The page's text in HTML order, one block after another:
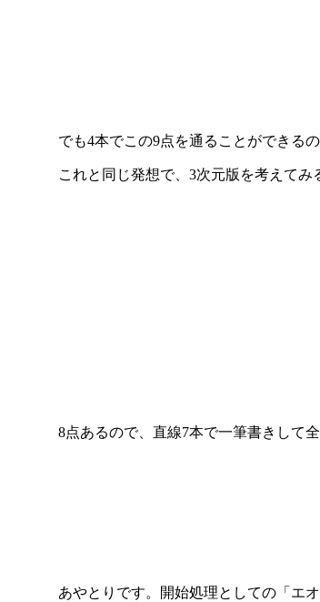
でも4本でこの9点を通ることができる
これと同じ発想で、3次元版を考えてみ
8点あるので、直線7本で一筆書きして
あやとりです。開始処理としての「エ